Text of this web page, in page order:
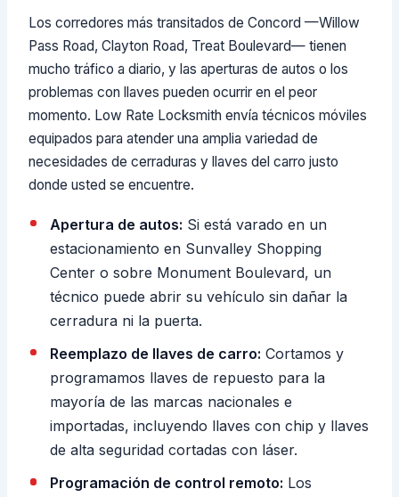
Los corredores más transitados de Concord —Willow
Pass Road, Clayton Road, Treat Boulevard— tienen
mucho tráfico a diario, y las aperturas de autos o los
problemas con llaves pueden ocurrir en el peor
momento. Low Rate Locksmith envía técnicos móviles
equipados para atender una amplia variedad de
necesidades de cerraduras y llaves del carro justo
donde usted se encuentre.
Apertura de autos: Si está varado en un
estacionamiento en Sunvalley Shopping
Center o sobre Monument Boulevard, un
técnico puede abrir su vehículo sin dañar la
cerradura ni la puerta.
Reemplazo de llaves de carro: Cortamos y
programamos llaves de repuesto para la
mayoría de las marcas nacionales e
importadas, incluyendo llaves con chip y llaves
de alta seguridad cortadas con láser.
Programación de control remoto: Los